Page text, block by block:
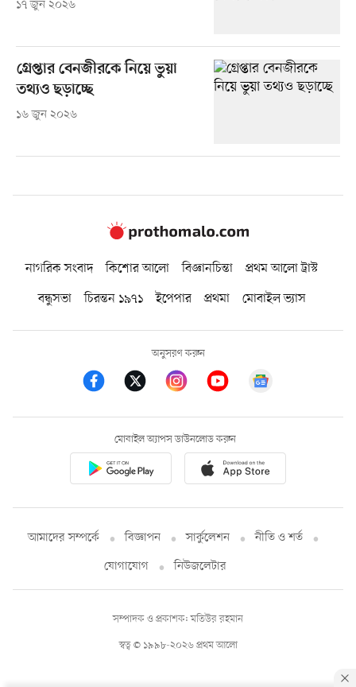
১৭ জুন ২০২৬
গ্রেপ্তার বেনজীরকে নিয়ে ভুয়া
তথ্যও ছড়াচ্ছে
১৬ জুন ২০২৬
নাগরিক সংবাদ কিশোর আলো বিজ্ঞানচিন্তা
প্রথম আলো ট্রাস্ট
বন্ধুসভা
চিরন্তন ১৯৭১ ইপেপার প্রথমা মোবাইল ভ্যাস
অনুসরণ করুন
মোবাইল অ্যাপস ডাউনলোড করুন
আমাদের সম্পর্কে বিজ্ঞাপন সার্কুলেশন
নীতি ও শর্ত
যোগাযোগ
নিউজলেটার
স্বত্ব © ১৯৯৮-২০২৬ প্রথম আলো
সম্পাদক ও প্রকাশক: মতিউর রহমান